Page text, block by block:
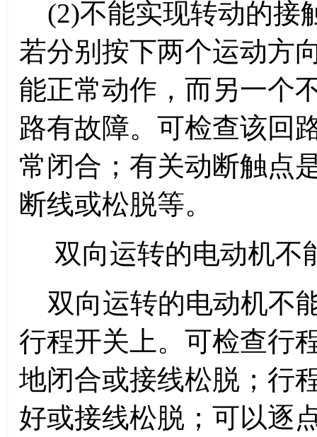
(2)不能实现转动的接
若分别按下两个运动方
能正常动作，而另一个
路有故障。可检查该回
常闭合；有关动断触点
断线或松脱等。
双向运转的电动机不
双向运转的电动机不
行程开关上。可检查行
地闭合或接线松脱；行
好或接线松脱；可以逐